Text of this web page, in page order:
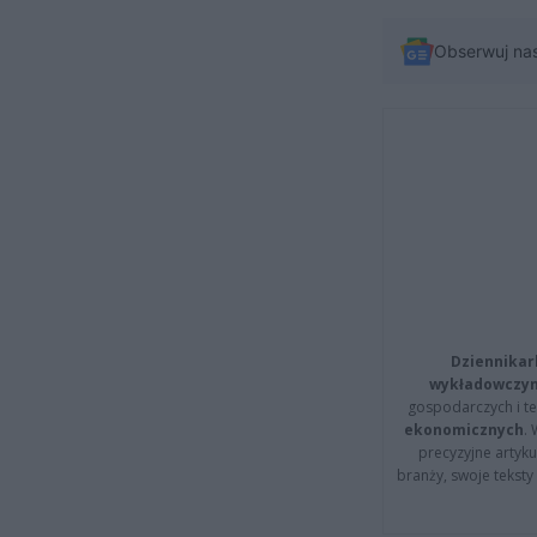
Obserwuj
gospodarczych i
ekonomicznych.
precyzyjne
branży, swoje